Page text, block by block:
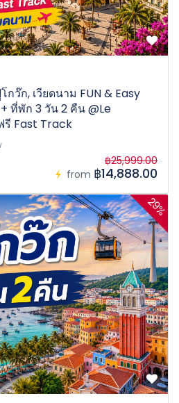
ว๊ก, เวียดนาม FUN & Easy
ที่พัก 3 วัน 2 คืน @Le
Fast Track
from
฿25,999.00
฿14,888.00
29%